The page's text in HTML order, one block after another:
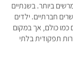
ביותר. בשנתיים
חברתיים. ילדים
כמו כולם, אך במקום
תפקודית בלתי